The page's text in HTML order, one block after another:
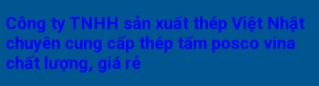
Công ty TNHH sản xuất thép Việt Nhật
chuyên cung cấp thép tấm posco vina
chất lượng, giá rẻ